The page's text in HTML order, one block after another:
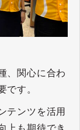
、関心に合わ
です。
テンツを活用